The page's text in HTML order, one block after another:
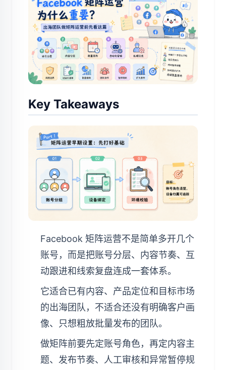
Key Takeaways
Facebook 矩阵运营不是简单多开几个
账号，而是把账号分层、内容节奏、互
动跟进和线索复盘连成一套体系。
它适合已有内容、产品定位和目标市场
的出海团队，不适合还没有明确客户画
像、只想粗放批量发布的团队。
做矩阵前要先定账号角色，再定内容主
题、发布节奏、人工审核和异常暂停规